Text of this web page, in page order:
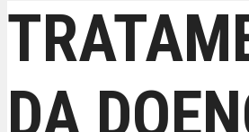
DA